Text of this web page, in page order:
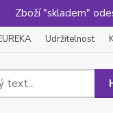
Zboží "skladem"
Udržitelnost